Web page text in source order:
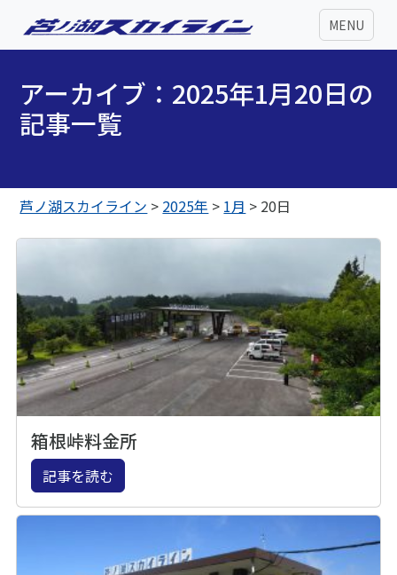
MENU
アーカイブ：2025年1月20日の
記事一覧
芦ノ湖スカイライン > 2025年 > 1月 > 20日
箱根峠料金所
記事を読む